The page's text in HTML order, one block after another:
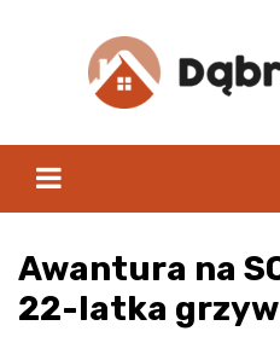
Awantura na
22-latka